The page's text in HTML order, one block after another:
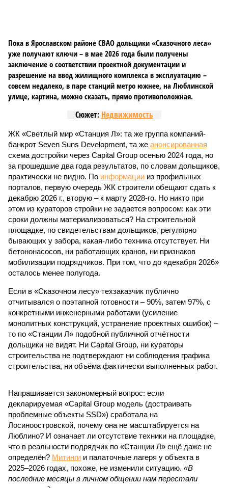
Пока в Ярославском районе СВАО дольщики «Сказочного леса»
уже получают ключи – в мае 2026 года были получены
заключение о соответствии проектной документации и
разрешение на ввод жилищного комплекса в эксплуатацию –
совсем недалеко, в паре станций метро южнее, на Люблинской
улице, картина, можно сказать, прямо противоположная.
Сюжет: Недвижимость
ЖК «Светлый мир «Станция Л»: та же группа компаний-
банкрот Seven Suns Development, та же анонсированная
схема достройки через Capital Group осенью 2024 года, но
за прошедшие два года результатов, по словам дольщиков,
практически не видно. По информации из профильных
порталов, первую очередь ЖК строители обещают сдать к
декабрю 2026 г., вторую – к марту 2028-го. Но никто при
этом из кураторов стройки не задается вопросом: как эти
сроки должны материализоваться? На строительной
площадке, по свидетельствам дольщиков, регулярно
бывающих у забора, какая-либо техника отсутствует. Ни
бетононасосов, ни работающих кранов, ни признаков
мобилизации подрядчиков. При том, что до «декабря 2026»
осталось менее полугода.
Если в «Сказочном лесу» техзаказчик публично
отчитывался о поэтапной готовности – 90%, затем 97%, с
конкретными инженерными работами (усиление
монолитных конструкций, устранение проектных ошибок) –
то по «Станции Л» подобной публичной отчётности
дольщики не видят. Ни Capital Group, ни кураторы
строительства не подтверждают ни соблюдения графика
строительства, ни объёма фактически выполненных работ.
Напрашивается закономерный вопрос: если
декларируемая «Capital Group модель (достраивать
проблемные объекты SSD») сработала на
Лосиноостровской, почему она не масштабируется на
Люблино? И означает ли отсутствие техники на площадке,
что в реальности подрядчик по «Станции Л» ещё даже не
определён? Митинги и палаточные лагеря у объекта в
2025–2026 годах, похоже, не изменили ситуацию. «В
последние месяцы в личном общении нам перестали